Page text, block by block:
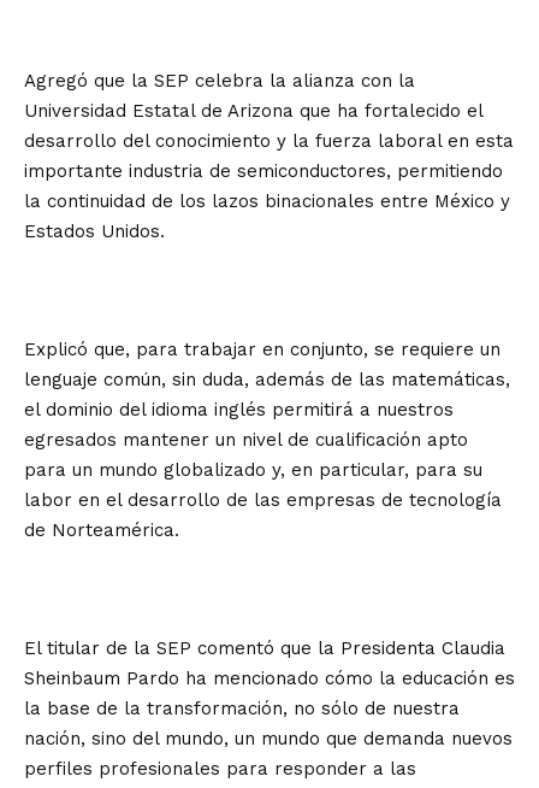
Agregó que la SEP celebra la alianza con la
Universidad Estatal de Arizona que ha fortalecido el
desarrollo del conocimiento y la fuerza laboral en esta
importante industria de semiconductores, permitiendo
la continuidad de los lazos binacionales entre México y
Estados Unidos.
Explicó que, para trabajar en conjunto, se requiere un
lenguaje común, sin duda, además de las matemáticas,
el dominio del idioma inglés permitirá a nuestros
egresados mantener un nivel de cualificación apto
para un mundo globalizado y, en particular, para su
labor en el desarrollo de las empresas de tecnología
de Norteamérica.
El titular de la SEP comentó que la Presidenta Claudia
Sheinbaum Pardo ha mencionado cómo la educación es
la base de la transformación, no sólo de nuestra
nación, sino del mundo, un mundo que demanda nuevos
perfiles profesionales para responder a las